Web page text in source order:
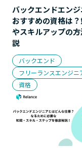
バックエンドエン
おすすめの資格は
やスキルアップの
説
バックエンド
フリーランスエンジニ
資格